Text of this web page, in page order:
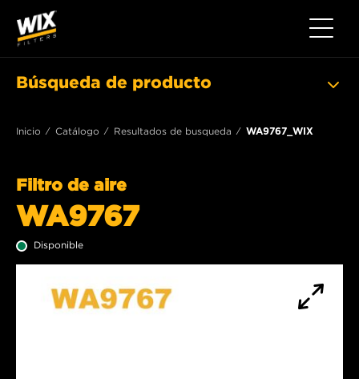
Toggle
Búsqueda de producto
Inicio Catálogo Resultados de busqueda WA9767_WIX
Filtro de aire
WA9767
Disponible